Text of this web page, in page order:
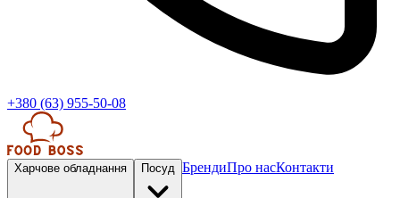
+380 (63) 955-50-08
Харчове обладнання Посуд БрендиПро насКонтакти